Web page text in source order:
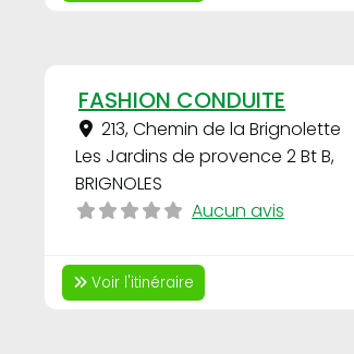
FASHION CONDUITE
213, Chemin de la Brignolette
Les Jardins de provence 2 Bt B,
BRIGNOLES
Aucun avis
Voir l'itinéraire